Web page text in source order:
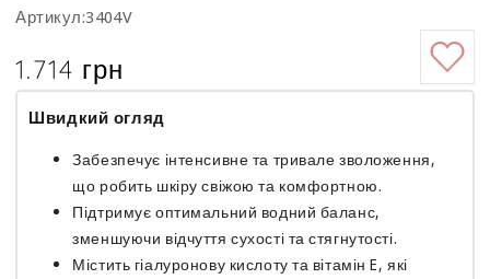
Артикул:3404V
Ціна
1.714 грн
Швидкий огляд
Забезпечує інтенсивне та тривале зволоження,
що робить шкіру свіжою та комфортною.
Підтримує оптимальний водний баланс,
зменшуючи відчуття сухості та стягнутості.
Містить гіалуронову кислоту та вітамін E, які